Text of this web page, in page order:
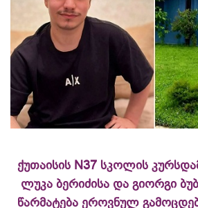
ქუთაისის N37 სკოლის
ლუკა ბერიძისა და გიორგი
წარმატება ეროვნულ